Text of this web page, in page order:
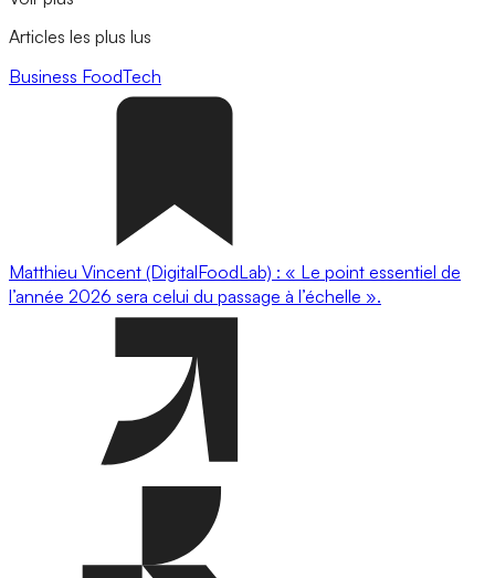
Articles les plus lus
Business FoodTech
Matthieu Vincent (DigitalFoodLab) : « Le point essentiel de
l’année 2026 sera celui du passage à l’échelle ».